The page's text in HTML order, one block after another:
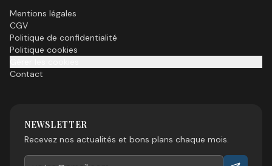
Mentions légales
CGV
Politique de confidentialité
Politique cookies
Contact
NEWSLETTER
Recevez nos actualités et bons plans chaque mois.